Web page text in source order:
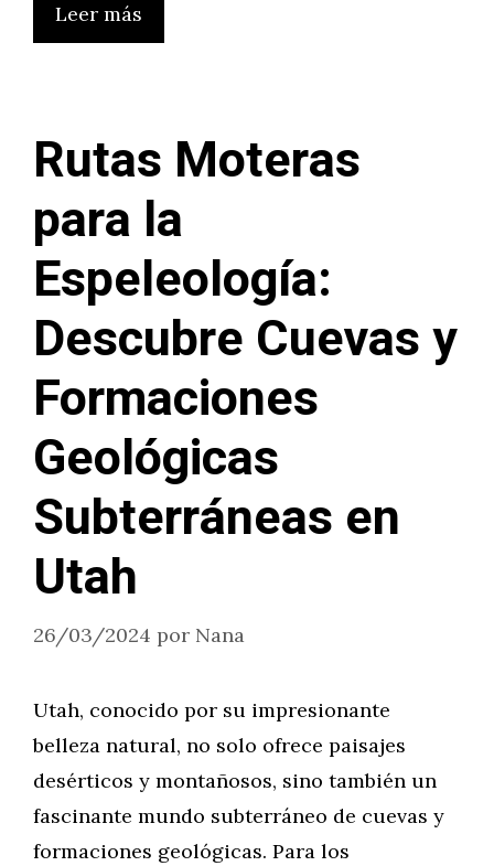
Leer más
Rutas Moteras
para la
Espeleología:
Descubre Cuevas y
Formaciones
Geológicas
Subterráneas en
Utah
26/03/2024 por Nana
Utah, conocido por su impresionante
belleza natural, no solo ofrece paisajes
desérticos y montañosos, sino también un
fascinante mundo subterráneo de cuevas y
formaciones geológicas. Para los